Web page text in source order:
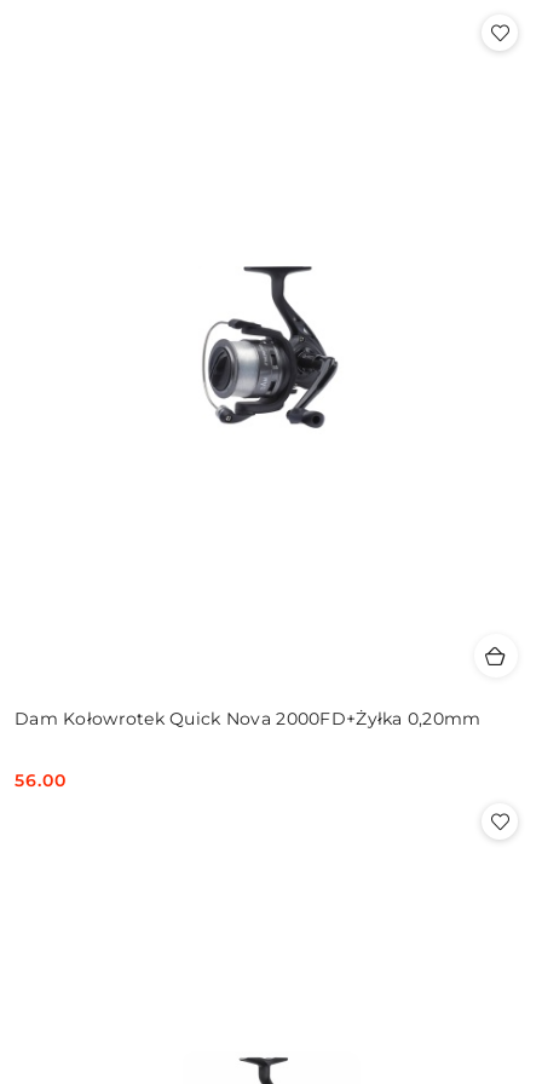
Dam Kołowrotek Quick Nova 2000FD+Żyłka 0,20mm
Cena:
56.00